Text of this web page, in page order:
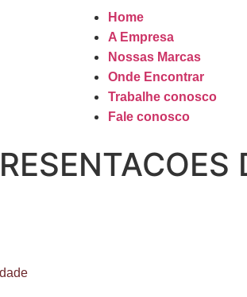
Home
A Empresa
Nossas Marcas
Onde Encontrar
Trabalhe conosco
Fale conosco